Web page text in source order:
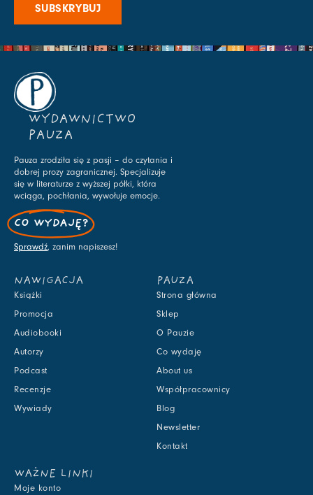
SUBSKRYBUJ
WYDAWNICTWO
PAUZA
Pauza zrodziła się z pasji – do czytania i
dobrej prozy zagranicznej. Specjalizuje
się w literaturze z wyższej półki, która
wciąga, pochłania, wywołuje emocje.
CO WYDAJĘ?
Sprawdź, zanim napiszesz!
NAWIGACJA
Książki
Promocja
Audiobooki
Autorzy
Podcast
Recenzje
Wywiady
PAUZA
Strona główna
Sklep
O Pauzie
Co wydaję
About us
Współpracownicy
Blog
Newsletter
Kontakt
WAŻNE LINKI
Moje konto